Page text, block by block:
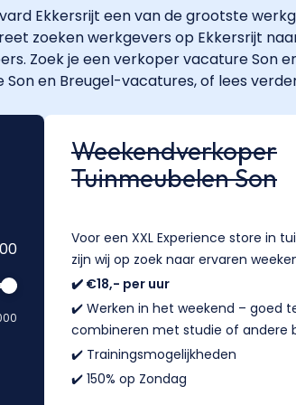
Ekkersrijt een van de grootste
zoeken werkgevers op Ekkersrijt
Zoek je een verkoper vacature Son
Son en Breugel-vacatures, of lees
Weekendverkoper
Tuinmeubelen Son
Voor een XXL Experience store in
zijn wij op zoek naar ervaren
✔️ €18,- per uur
✔️ Werken in het weekend – goed
combineren met studie of andere
✔️ Trainingsmogelijkheden
✔️ 150% op Zondag